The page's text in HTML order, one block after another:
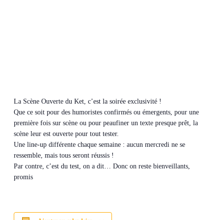
La Scène Ouverte du Ket, c’est la soirée exclusivité !
Que ce soit pour des humoristes confirmés ou émergents, pour une
première fois sur scène ou pour peaufiner un texte presque prêt, la
scène leur est ouverte pour tout tester.
Une line-up différente chaque semaine : aucun mercredi ne se
ressemble, mais tous seront réussis !
Par contre, c’est du test, on a dit… Donc on reste bienveillants,
promis